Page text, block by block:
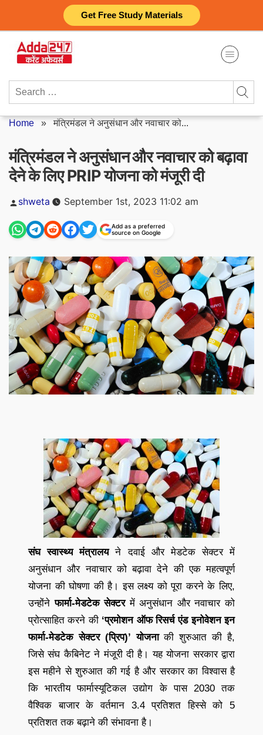
Get Free Study Materials
content
Search
Home »मंत्रिमंडल ने अनुसंधान और नवाचार को...
मंत्रिमंडल ने अनुसंधान और नवाचार को बढ़ावा
देने के लिए PRIP योजना को मंजूरी दी
Posted
by
shweta September 1st, 2023 11:02 am
Add as a preferred
source on Google
संघ स्वास्थ्य मंत्रालयने दवाई और मेडटेक सेक्टर में
अनुसंधान और नवाचार को बढ़ावा देने की एक महत्वपूर्ण
योजना की घोषणा की है। इस लक्ष्य को पूरा करने के लिए,
उन्होंनेफार्मा-मेडटेक सेक्टरमें अनुसंधान और नवाचार को
प्रोत्साहित करने की ‘प्रमोशन ऑफ रिसर्च एंड इनोवेशन इन
फार्मा-मेडटेक सेक्टर (प्रिप)’ योजनाकी शुरुआत की है,
जिसे संघ कैबिनेट ने मंजूरी दी है। यह योजना सरकार द्वारा
इस महीने से शुरुआत की गई है और सरकार का विश्वास है
कि भारतीय फार्मास्यूटिकल उद्योग के पास 2030 तक
वैश्विक बाजार के वर्तमान 3.4 प्रतिशत हिस्से को 5
प्रतिशत तक बढ़ाने की संभावना है।